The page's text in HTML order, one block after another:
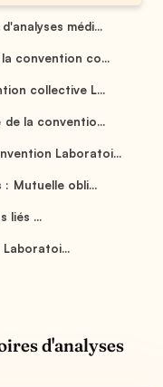
médi...
convention co...
collective L...
la conventio...
Laboratoi...
: Mutuelle obli...
liés ...
d'analyses